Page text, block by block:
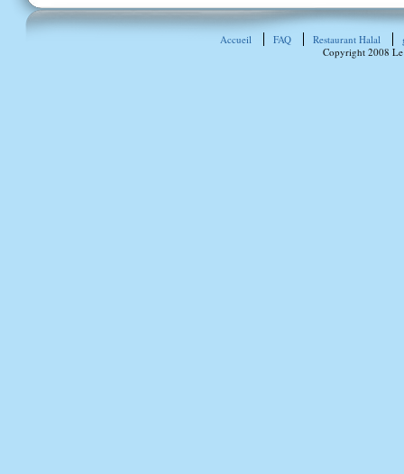
Accueil FAQ Restaurant Halal
Copyright 2008